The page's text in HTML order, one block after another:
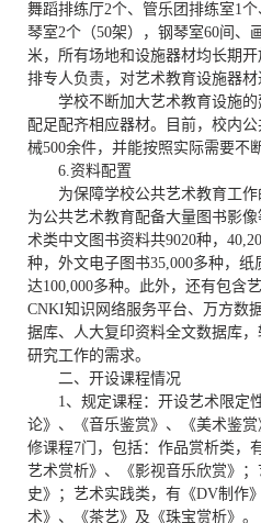
舞蹈排练厅2个、管乐团排练室1个
琴室2个（50架），钢琴室60间、
米，所有场地和设施器材均长期
排专人负责，对艺术教育设施器材
学校不断加大艺术教育设施
配足配齐相应器材。目前，校内
械500余件，并能按照实际需要不
6.资料配置
为保障学校公共艺术教育工
为公共艺术教育配备大量图书影
术类中文图书资料共9020种，
种，外文电子图书35,000多种，纸
达100,000多种。此外，还有包含
CNKI知识网络服务平台、万方数
据库、人大复印资料全文数据库
研究工作的需求。
二、 开设课程情况
1、 规定课程：开设艺术限定
论》、《音乐鉴赏》、《美术鉴
修课程7门，包括：作品赏析类，
艺术赏析》 、《影视音乐欣赏》
史》；艺术实践类，有《DV制作》
术》、《茶艺》及《珠宝赏析》 。